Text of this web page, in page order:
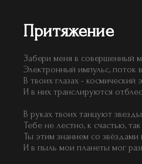
Притяжение
Забери меня в совершенный
Электронный импульс, поток
В твоих глазах - космический
И в них транслируются
В руках твоих танцуют
Тебе не лестно, к счастью,
Ты этим знанием со звёздами
И в пыль мои планеты мог